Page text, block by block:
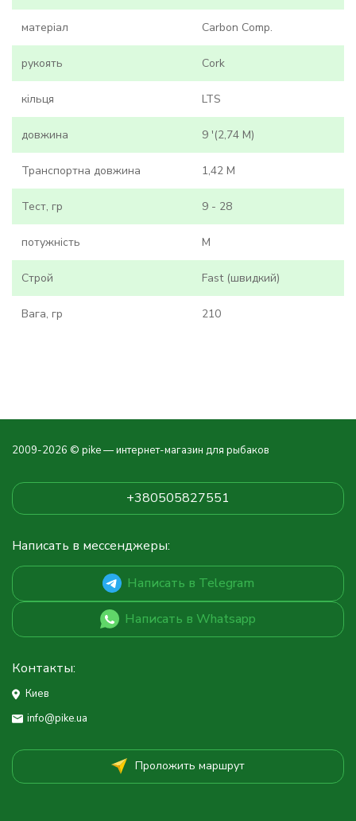
матеріал Carbon Comp.
рукоять Cork
кільця LTS
довжина 9 '(2,74 M)
Транспортна довжина 1,42 M
Тест, гр 9 - 28
потужність M
Строй Fast (швидкий)
Вага, гр 210
2009-2026 © pike — интернет-магазин для рыбаков
+380505827551
Написать в мессенджеры:
Написать в Telegram
Написать в Whatsapp
Контакты:
Киев
info@pike.ua
Проложить маршрут